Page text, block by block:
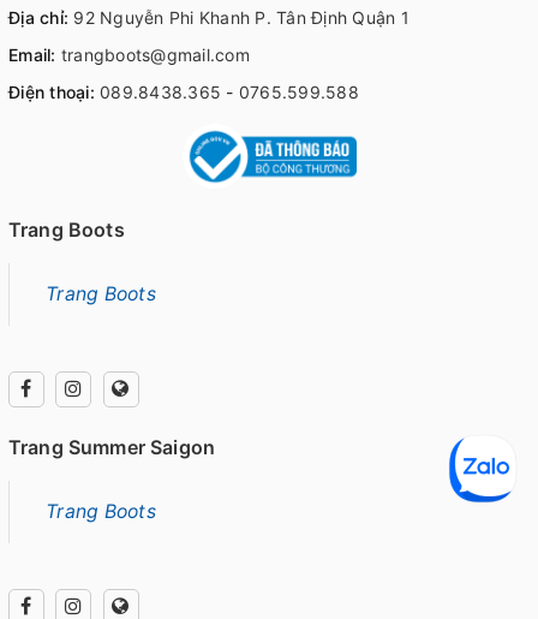
Địa chỉ: 92 Nguyễn Phi Khanh P. Tân Định Quận 1
Email: trangboots@gmail.com
Điện thoại: 089.8438.365 - 0765.599.588
Trang Boots
Trang Boots
Trang Summer Saigon
Trang Boots